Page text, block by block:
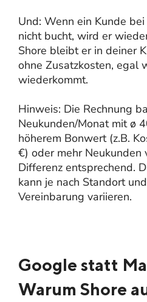
Und: Wenn ein Kunde
nicht bucht, wird er
Shore bleibt er in deiner
ohne Zusatzkosten, egal
wiederkommt.
Hinweis: Die Rechnung
Neukunden/Monat mit ø
höherem Bonwert (z.B.
€) oder mehr Neukunden
Differenz entsprechend.
kann je nach Standort
Vereinbarung variieren.
Google statt
Warum Shore